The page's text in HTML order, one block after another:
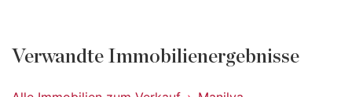
Verwandte Immobilienergebnisse